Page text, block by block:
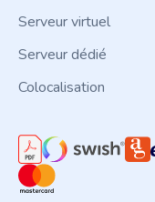
Serveur virtuel
Serveur dédié
Colocalisation